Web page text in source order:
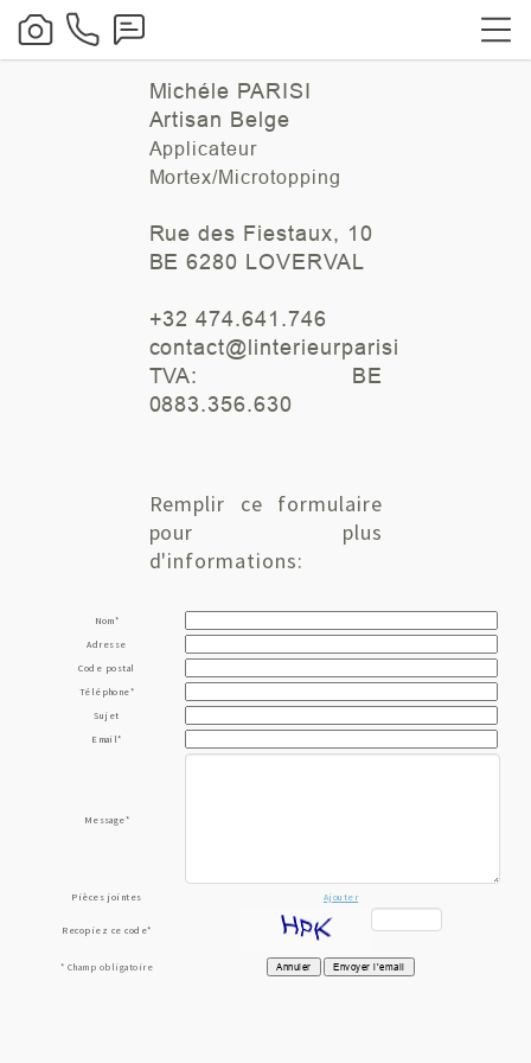
Michéle PARISI
Artisan Belge
Applicateur
Mortex/Microtopping
Rue des Fiestaux, 10
BE 6280 LOVERVAL
+32 474.641.746
contact@linterieurparisi.be
TVA: BE
0883.356.630
Remplir ce formulaire
pour plus
d'informations:
Nom *
Adresse
Code postal
Téléphone *
Sujet
Email *
Message *
Pièces jointes Ajouter
Recopiez ce code*
* Champ obligatoire